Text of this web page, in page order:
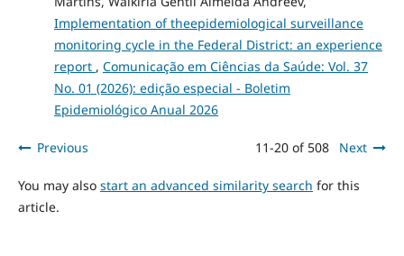
Implementation of theepidemiological surveillance
monitoring cycle in the Federal District: an experience
report , Comunicação em Ciências da Saúde: Vol. 37
No. 01 (2026): edição especial - Boletim
Epidemiológico Anual 2026
Previous 11-20 of 508 Next
You may also start an advanced similarity search for this
article.